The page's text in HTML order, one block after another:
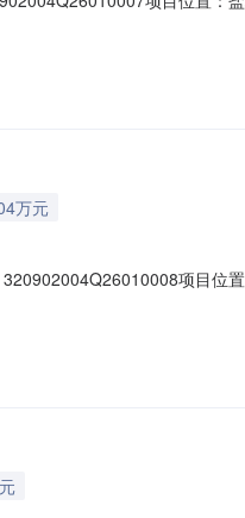
四至东至：开放大道南至：
万元
项目位
环城村项目四至东至：开放